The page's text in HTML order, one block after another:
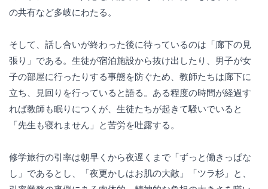
の共有など多岐にわたる。
そして、話し合いが終わった後に待っているのは「廊下の見
張り」である。生徒が宿泊施設から抜け出したり、男子が女
子の部屋に行ったりする事態を防ぐため、教師たちは廊下に
立ち、見回りを行っていると語る。ある程度の時間が経過す
れば教師も眠りにつくが、生徒たちが起きて騒いでいると
「先生も寝れません」と苦労を吐露する。
修学旅行の引率は朝早くから夜遅くまで「ずっと働きっぱな
し」であるとし、「夜更かしはお肌の大敵」「ツラ杉」と、